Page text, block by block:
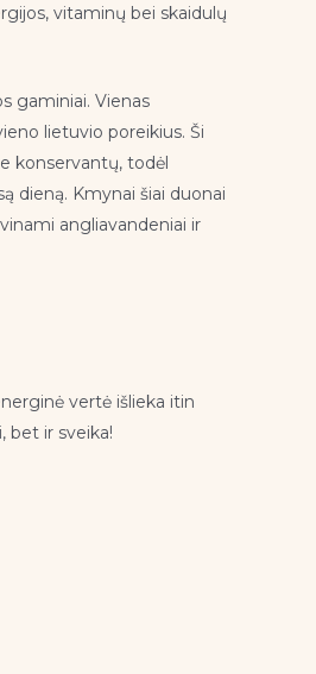
vitaminų bei skaidulų
gaminiai. Vienas
lietuvio poreikius. Ši
konservantų, todėl
dieną. Kmynai šiai duonai
angliavandeniai ir
vertė išlieka itin
bet ir sveika!